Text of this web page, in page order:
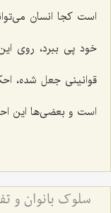
است کجا انسان
خود پی ببرد، روی
قوانینی جعل شده،
است و بعضی‌ها این
سلوک بانوان و